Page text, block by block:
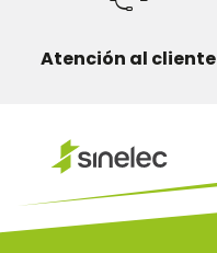
Atención al cliente